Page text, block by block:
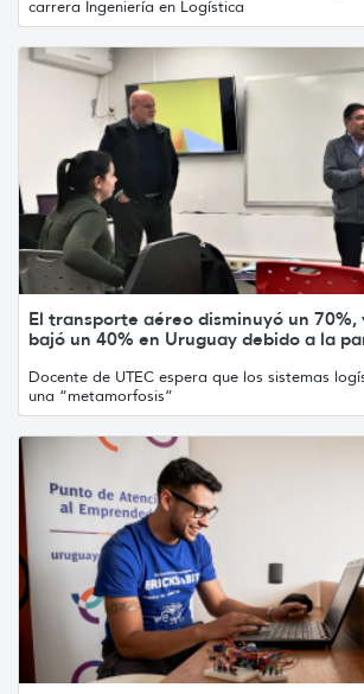
carrera Ingeniería en Logística
El transporte aéreo disminuyó un
bajó un 40% en Uruguay debido a la
Docente de UTEC espera que los sistemas
una “metamorfosis”